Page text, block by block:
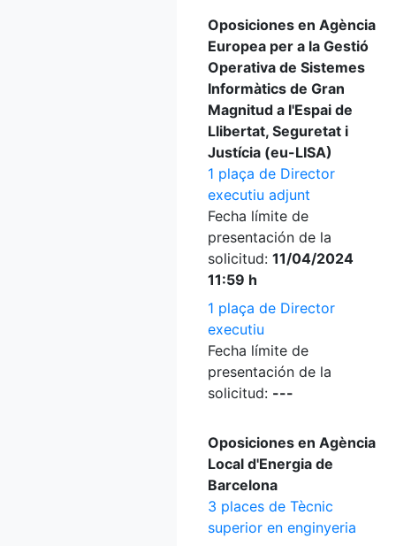
Oposiciones en Agència
Europea per a la Gestió
Operativa de Sistemes
Informàtics de Gran
Magnitud a l'Espai de
Llibertat, Seguretat i
Justícia (eu-LISA)
1 plaça de Director
executiu adjunt
Fecha límite de
presentación de la
solicitud: 11/04/2024
11:59 h
1 plaça de Director
executiu
Fecha límite de
presentación de la
solicitud: ---
Oposiciones en Agència
Local d'Energia de
Barcelona
3 places de Tècnic
superior en enginyeria